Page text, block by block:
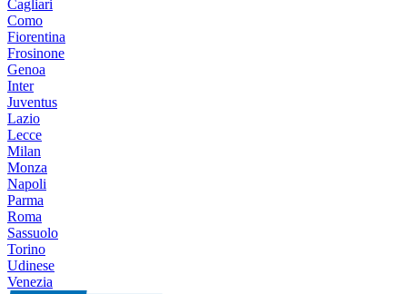
Cagliari
Como
Fiorentina
Frosinone
Genoa
Inter
Juventus
Lazio
Lecce
Milan
Monza
Napoli
Parma
Roma
Sassuolo
Torino
Udinese
Venezia